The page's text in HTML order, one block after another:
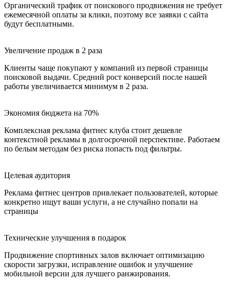
Органический трафик от поискового продвижения не требует
ежемесячной оплаты за клики, поэтому все заявки с сайта
будут бесплатными.
Увеличение продаж в 2 раза
Клиенты чаще покупают у компаний из первой страницы
поисковой выдачи. Средний рост конверсий после нашей
работы увеличивается минимум в 2 раза.
Экономия бюджета на 70%
Комплексная реклама фитнес клуба стоит дешевле
контекстной рекламы в долгосрочной перспективе. Работаем
по белым методам без риска попасть под фильтры.
Целевая аудитория
Реклама фитнес центров привлекает пользователей, которые
конкретно ищут ваши услуги, а не случайно попали на
страницы
Технические улучшения в подарок
Продвижение спортивных залов включает оптимизацию
скорости загрузки, исправление ошибок и улучшение
мобильной версии для лучшего ранжирования.